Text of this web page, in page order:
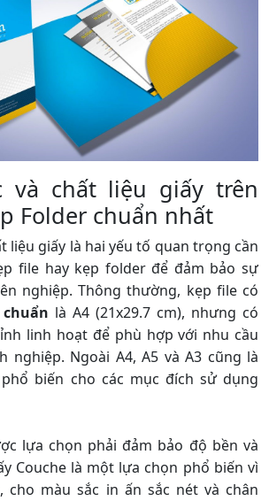
và chất liệu giấy trên
Folder chuẩn nhất
liệu giấy là hai yếu tố quan trọng cần
file hay kẹp folder để đảm bảo sự
nghiệp. Thông thường, kẹp file có
là A4 (21x29.7 cm), nhưng có
linh hoạt để phù hợp với nhu cầu
nghiệp. Ngoài A4, A5 và A3 cũng là
biến cho các mục đích sử dụng
lựa chọn phải đảm bảo độ bền và
Couche là một lựa chọn phổ biến vì
cho màu sắc in ấn sắc nét và chân